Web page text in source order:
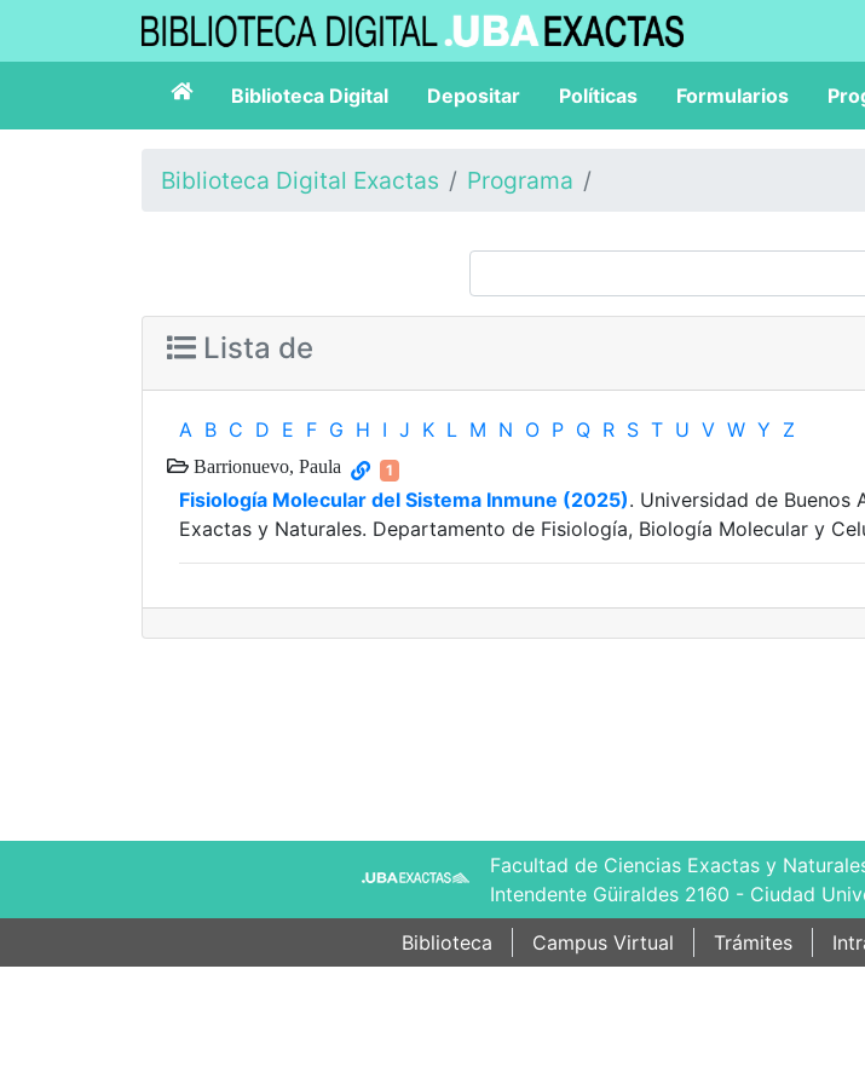
Biblioteca Digital Depositar Políticas Formularios
Biblioteca Digital Exactas Programa
Lista de
A B C D E F G H I J K L M N O P Q R S T U V W Y Z
Barrionuevo, Paula 1
Fisiología Molecular del Sistema Inmune (2025). Universidad de Buenos
Exactas y Naturales. Departamento de Fisiología, Biología Molecular y
Facultad de Ciencias Exactas y
Intendente Güiraldes 2160 - Ciudad
Biblioteca
Campus Virtual Trámites